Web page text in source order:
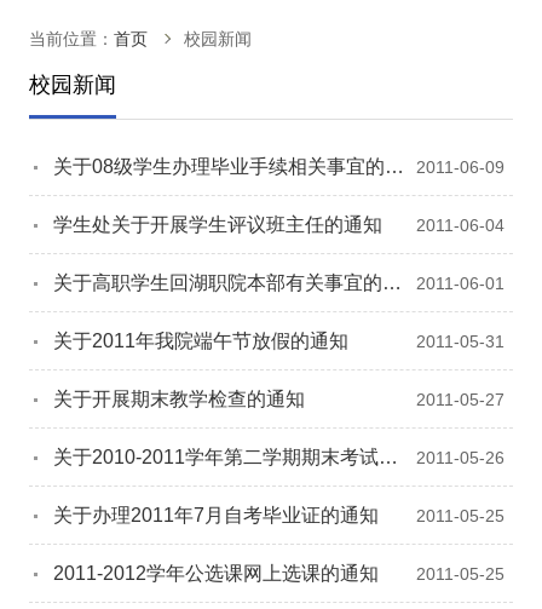
校园新闻
当前位置： 首页 校园新闻
关于08级学生办理毕业手续相关事宜的通
2011-06-09
学生处关于开展学生评议班主任的通知 2011-06-04
关于高职学生回湖职院本部有关事宜的通
2011-06-01
关于2011年我院端午节放假的通知 2011-05-31
关于开展期末教学检查的通知 2011-05-27
关于2010-2011学年第二学期期末考试通
2011-05-26
关于办理2011年7月自考毕业证的通知 2011-05-25
2011-2012学年公选课网上选课的通知 2011-05-25